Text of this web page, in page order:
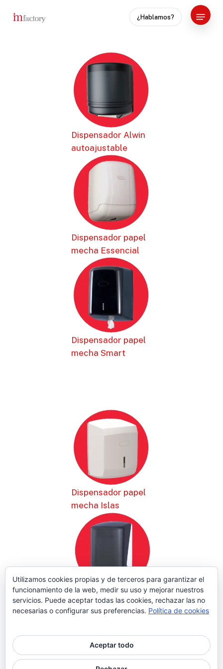
¿Hablamos?
Menu
Dispensador Alwin
autoajustable
Dispensador papel
mecha Essencial
Dispensador papel
mecha Smart
Dispensador papel
mecha Islas
Dispensador papel
mecha Azur
© 2026 Higiene | Limpieza Industrial | Seguridad Alimentaria.
Utilizamos cookies propias y de terceros para garantizar el
funcionamiento de la web, medir su uso y mejorar nuestros
servicios. Puede aceptar todas las cookies, rechazar las no
necesarias o configurar sus preferencias. Política de cookies
Aceptar todo